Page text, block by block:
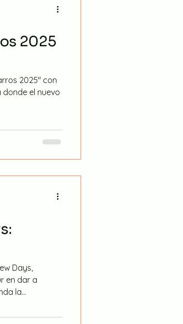
2025
2025" con
donde el nuevo
Days,
en dar a
la...